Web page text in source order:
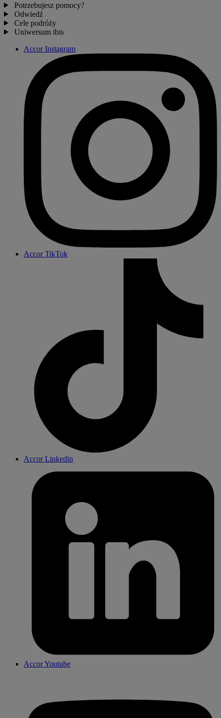
Potrzebujesz pomocy?
Odwiedź
Cele podróży
Uniwersum ibis
Accor Instagram
Accor TikTok
Accor Linkedin
Accor Youtube